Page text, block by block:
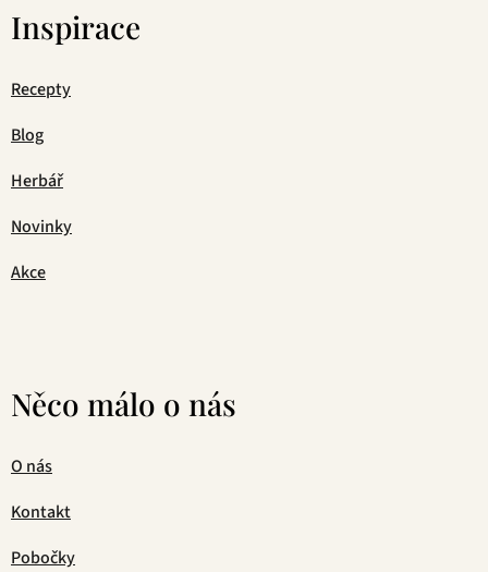
Inspirace
Recepty
Blog
Herbář
Novinky
Akce
Něco málo o nás
O nás
Kontakt
Pobočky